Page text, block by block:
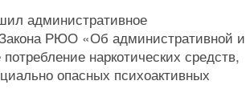
административное
РЮО «Об административной и
наркотических средств,
опасных психоактивных